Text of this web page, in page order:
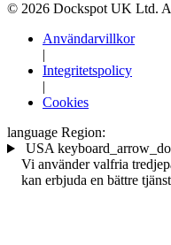
© 2026 Dockspot UK Ltd.
Användarvillkor
|
Integritetspolicy
|
Cookies
language Region:
USA
Vi använder valfria
kan erbjuda en bättre